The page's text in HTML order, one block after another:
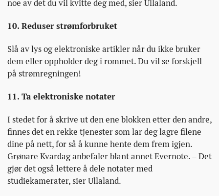
noe av det du vil kvitte deg med, sier Ullaland.
10. Reduser strømforbruket
Slå av lys og elektroniske artikler når du ikke bruker
dem eller oppholder deg i rommet. Du vil se forskjell
på strømregningen!
11. Ta elektroniske notater
I stedet for å skrive ut den ene blokken etter den andre,
finnes det en rekke tjenester som lar deg lagre filene
dine på nett, for så å kunne hente dem frem igjen.
Grønare Kvardag anbefaler blant annet Evernote. – Det
gjør det også lettere å dele notater med
studiekamerater, sier Ullaland.